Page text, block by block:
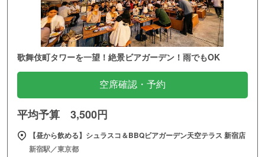
歌舞伎町タワーを一望！絶景ビアガーデン！雨でもOK
空席確認・予約
平均予算 3,500円
【昼から飲める】シュラスコ＆BBQビアガーデン天空テラス 新宿店
新宿駅／東京都